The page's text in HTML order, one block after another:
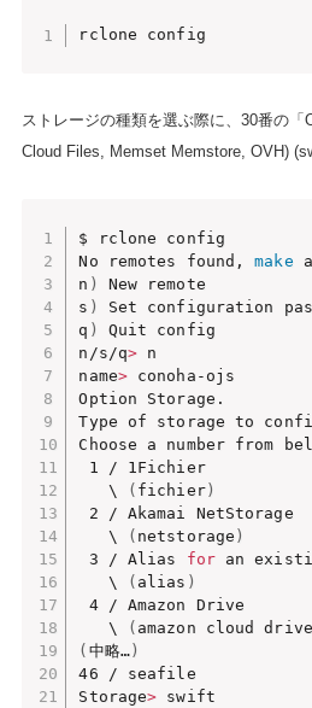
rclone config
ストレージの種類を選ぶ際に、30番の
Cloud Files, Memset Memstore, OVH)
$ rclone
No remotes found, make
n )
New remote
s )
Set configuration
q )
Quit config
n/s/q>
name>
Option Storage.
Type of storage to
Choose a number from
1 / 1Fichier
   \
( fichier)
2 / Akamai NetStorage
   \
( netstorage )
3 / Alias for an
   \
( alias )
4 / Amazon Drive
   \
( amazon cloud drive
( 中略…)
46 / seafile
Storage>